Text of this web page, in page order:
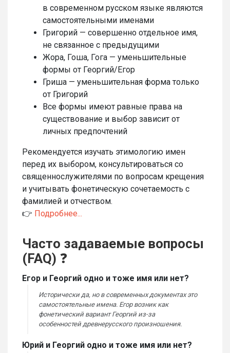
в современном русском языке являются
самостоятельными именами
Григорий — совершенно отдельное имя,
не связанное с предыдущими
Жора, Гоша, Гога — уменьшительные
формы от Георгий/Егор
Гриша — уменьшительная форма только
от Григорий
Все формы имеют равные права на
существование и выбор зависит от
личных предпочтений
Рекомендуется изучать этимологию имен
перед их выбором, консультироваться со
священнослужителями по вопросам крещения
и учитывать фонетическую сочетаемость с
фамилией и отчеством.
👉 Подробнее...
Часто задаваемые вопросы
(FAQ) ❓
Егор и Георгий одно и тоже имя или нет?
Исторически да, но в современных документах это
самостоятельные имена. Егор возник как
фонетический вариант Георгий из-за
особенностей древнерусского произношения.
Юрий и Георгий одно и тоже имя или нет?